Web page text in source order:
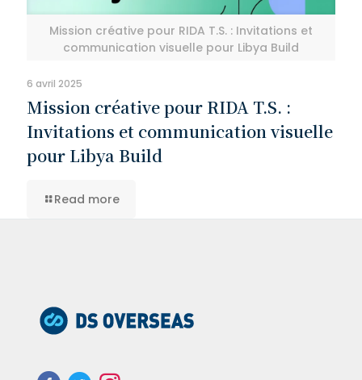
Mission créative pour RIDA T.S. : Invitations et
communication visuelle pour Libya Build
6 avril 2025
Mission créative pour RIDA T.S. :
Invitations et communication visuelle
pour Libya Build
Read more